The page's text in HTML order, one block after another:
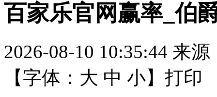
百家乐官网赢率_伯
2026-08-10 10:35:44 来源
【字体： 大 中 小】 打印